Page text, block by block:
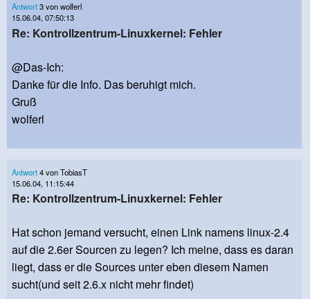
Antwort3 von wolferl
15.06.04, 07:50:13
Re: Kontrollzentrum-Linuxkernel: Fehler
@Das-Ich:
Danke für die Info. Das beruhigt mich.
Gruß
wolferl
Antwort4 von TobiasT
15.06.04, 11:15:44
Re: Kontrollzentrum-Linuxkernel: Fehler
Hat schon jemand versucht, einen Link namens linux-2.4
auf die 2.6er Sourcen zu legen? Ich meine, dass es daran
liegt, dass er die Sources unter eben diesem Namen
sucht(und seit 2.6.x nicht mehr findet)